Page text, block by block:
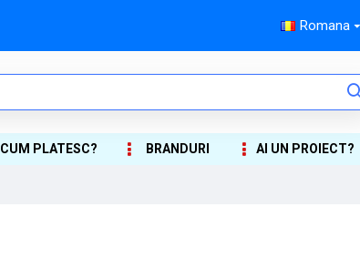
Romana
CUM PLATESC? BRANDURI AI UN PROIECT?